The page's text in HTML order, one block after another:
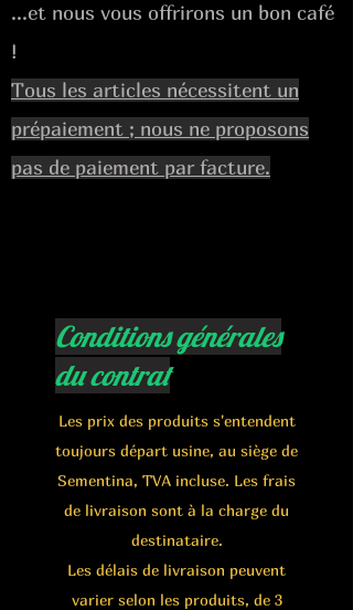
...et nous vous offrirons un bon café
!
Tous les articles nécessitent un
prépaiement ; nous ne proposons
pas de paiement par facture.
Conditions générales
du contrat
Les prix des produits s'entendent
toujours départ usine, au siège de
Sementina, TVA incluse. Les frais
de livraison sont à la charge du
destinataire.
Les délais de livraison peuvent
varier selon les produits, de 3